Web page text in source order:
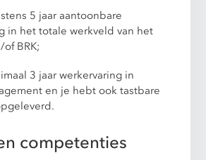
5 jaar aantoonbare
in het totale werkveld van het
BRK;
3 jaar werkervaring in
en je hebt ook tastbare
competenties